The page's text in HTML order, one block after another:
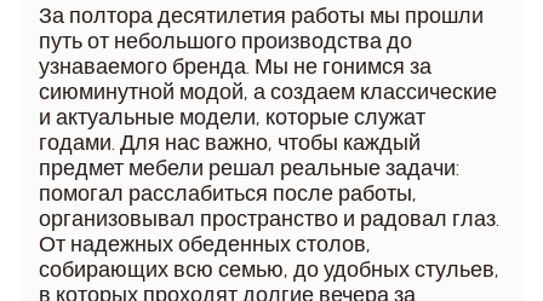
За полтора десятилетия работы мы прошли
путь от небольшого производства до
узнаваемого бренда. Мы не гонимся за
сиюминутной модой, а создаем классические
и актуальные модели, которые служат
годами. Для нас важно, чтобы каждый
предмет мебели решал реальные задачи:
помогал расслабиться после работы,
организовывал пространство и радовал глаз.
От надежных обеденных столов,
собирающих всю семью, до удобных стульев,
в которых проходят долгие вечера за